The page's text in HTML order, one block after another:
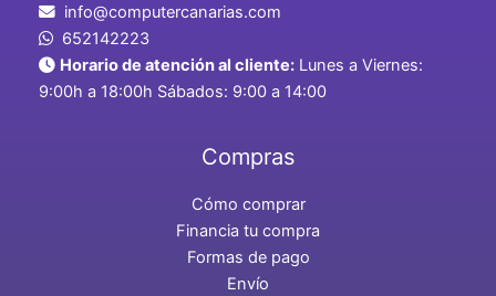
info@computercanarias.com
652142223
Horario de atención al cliente: Lunes a Viernes:
9:00h a 18:00h Sábados: 9:00 a 14:00
Compras
Cómo comprar
Financia tu compra
Formas de pago
Envío